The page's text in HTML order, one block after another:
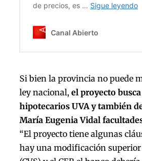
Si bien la provincia no puede
ley nacional, el proyecto
hipotecarios UVA y también
María Eugenia Vidal
“El proyecto tiene algunas
hay una modificación superior